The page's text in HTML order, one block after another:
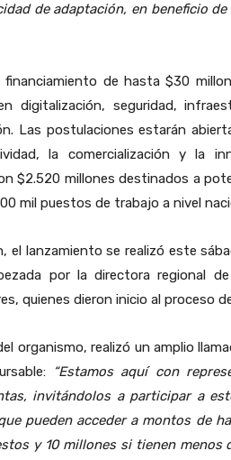
de adaptación, en beneficio
financiamiento de hasta $30
digitalización, seguridad,
Las postulaciones estarán
la comercialización y la
$2.520 millones destinados a
mil puestos de trabajo a nivel
el lanzamiento se realizó este
por la directora regional
quienes dieron inicio al proceso
organismo, realizó un amplio
“Estamos aquí con
invitándolos a participar a
pueden acceder a montos de
y 10 millones si tienen menos